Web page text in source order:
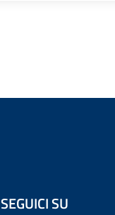
SEGUICI SU